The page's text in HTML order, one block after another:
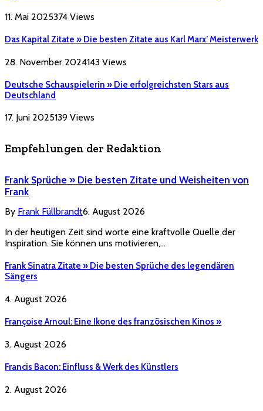
11. Mai 2025374 Views
Das Kapital Zitate » Die besten Zitate aus Karl Marx’ Meisterwerk
28. November 2024143 Views
Deutsche Schauspielerin » Die erfolgreichsten Stars aus
Deutschland
17. Juni 2025139 Views
Empfehlungen der Redaktion
Frank Sprüche » Die besten Zitate und Weisheiten von
Frank
By Frank Füllbrandt6. August 2026
In der heutigen Zeit sind worte eine kraftvolle Quelle der
Inspiration. Sie können uns motivieren,…
Frank Sinatra Zitate » Die besten Sprüche des legendären
Sängers
4. August 2026
Françoise Arnoul: Eine Ikone des französischen Kinos »
3. August 2026
Francis Bacon: Einfluss & Werk des Künstlers
2. August 2026